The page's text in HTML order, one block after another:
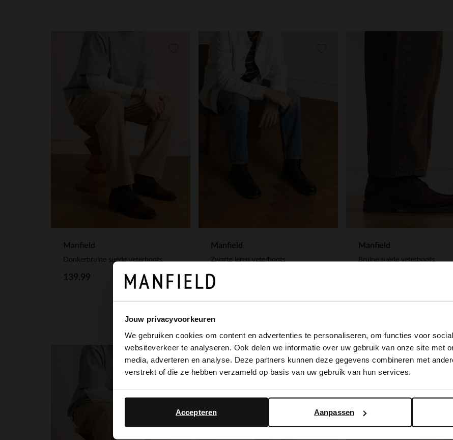
Jouw privacyvoorkeuren
We gebruiken cookies om content en advertenties te personaliseren, om functies voor
websiteverkeer te analyseren. Ook delen we informatie over uw gebruik van onze site met
media, adverteren en analyse. Deze partners kunnen deze gegevens combineren met
verstrekt of die ze hebben verzameld op basis van uw gebruik van hun services.
Aanpassen
Accepteren
Manfield
Donkerbruine suède veterboots
139.99
Manfield
Zwarte leren veterboots
149.99
Manfield
Bruine suède veterboots
It looks like your language isn't Dutch. Would you like to